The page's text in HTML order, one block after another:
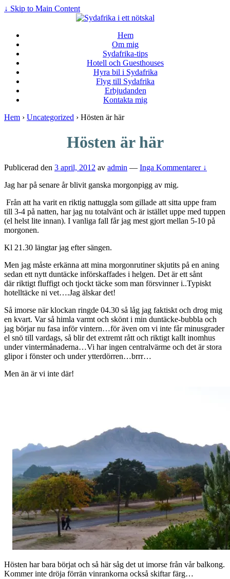
↓ Skip to Main Content
Hem
Om mig
Sydafrika-tips
Hotell och Guesthouses
Hyra bil i Sydafrika
Flyg till Sydafrika
Erbjudanden
Kontakta mig
Hem › Uncategorized › Hösten är här
Hösten är här
Publicerad den 3 april, 2012 av admin — Inga Kommentarer ↓
Jag har på senare år blivit ganska morgonpigg av mig.
Från att ha varit en riktig nattuggla som gillade att sitta uppe fram
till 3-4 på natten, har jag nu totalvänt och är istället uppe med tuppen
(el helst lite innan). I vanliga fall får jag mest gjort mellan 5-10 på
morgonen.
Kl 21.30 längtar jag efter sängen.
Men jag måste erkänna att mina morgonrutiner skjutits på en aning
sedan ett nytt duntäcke införskaffades i helgen. Det är ett sånt
där riktigt fluffigt och tjockt täcke som man försvinner i..Typiskt
hotelltäcke ni vet….Jag älskar det!
Så imorse när klockan ringde 04.30 så låg jag faktiskt och drog mig
en kvart. Var så himla varmt och skönt i min duntäcke-bubbla och
jag börjar nu fasa inför vintern…för även om vi inte får minusgrader
el snö till vardags, så blir det extremt rått och riktigt kallt inomhus
under vintermånaderna…Vi har ingen centralvärme och det är stora
glipor i fönster och under ytterdörren…brrr…
Men än är vi inte där!
Hösten har bara börjat och så här såg det ut imorse från vår balkong.
Kommer inte dröja förrän vinrankorna också skiftar färg…